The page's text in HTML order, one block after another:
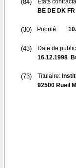
(84)
Etats
BE DE DK
(30) Priorité:
(43)
Date de
16.12.1998
(73) Titulaire:
92500 Rueil